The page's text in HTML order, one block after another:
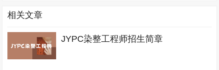
相关文章
JYPC染整工程师招生简章